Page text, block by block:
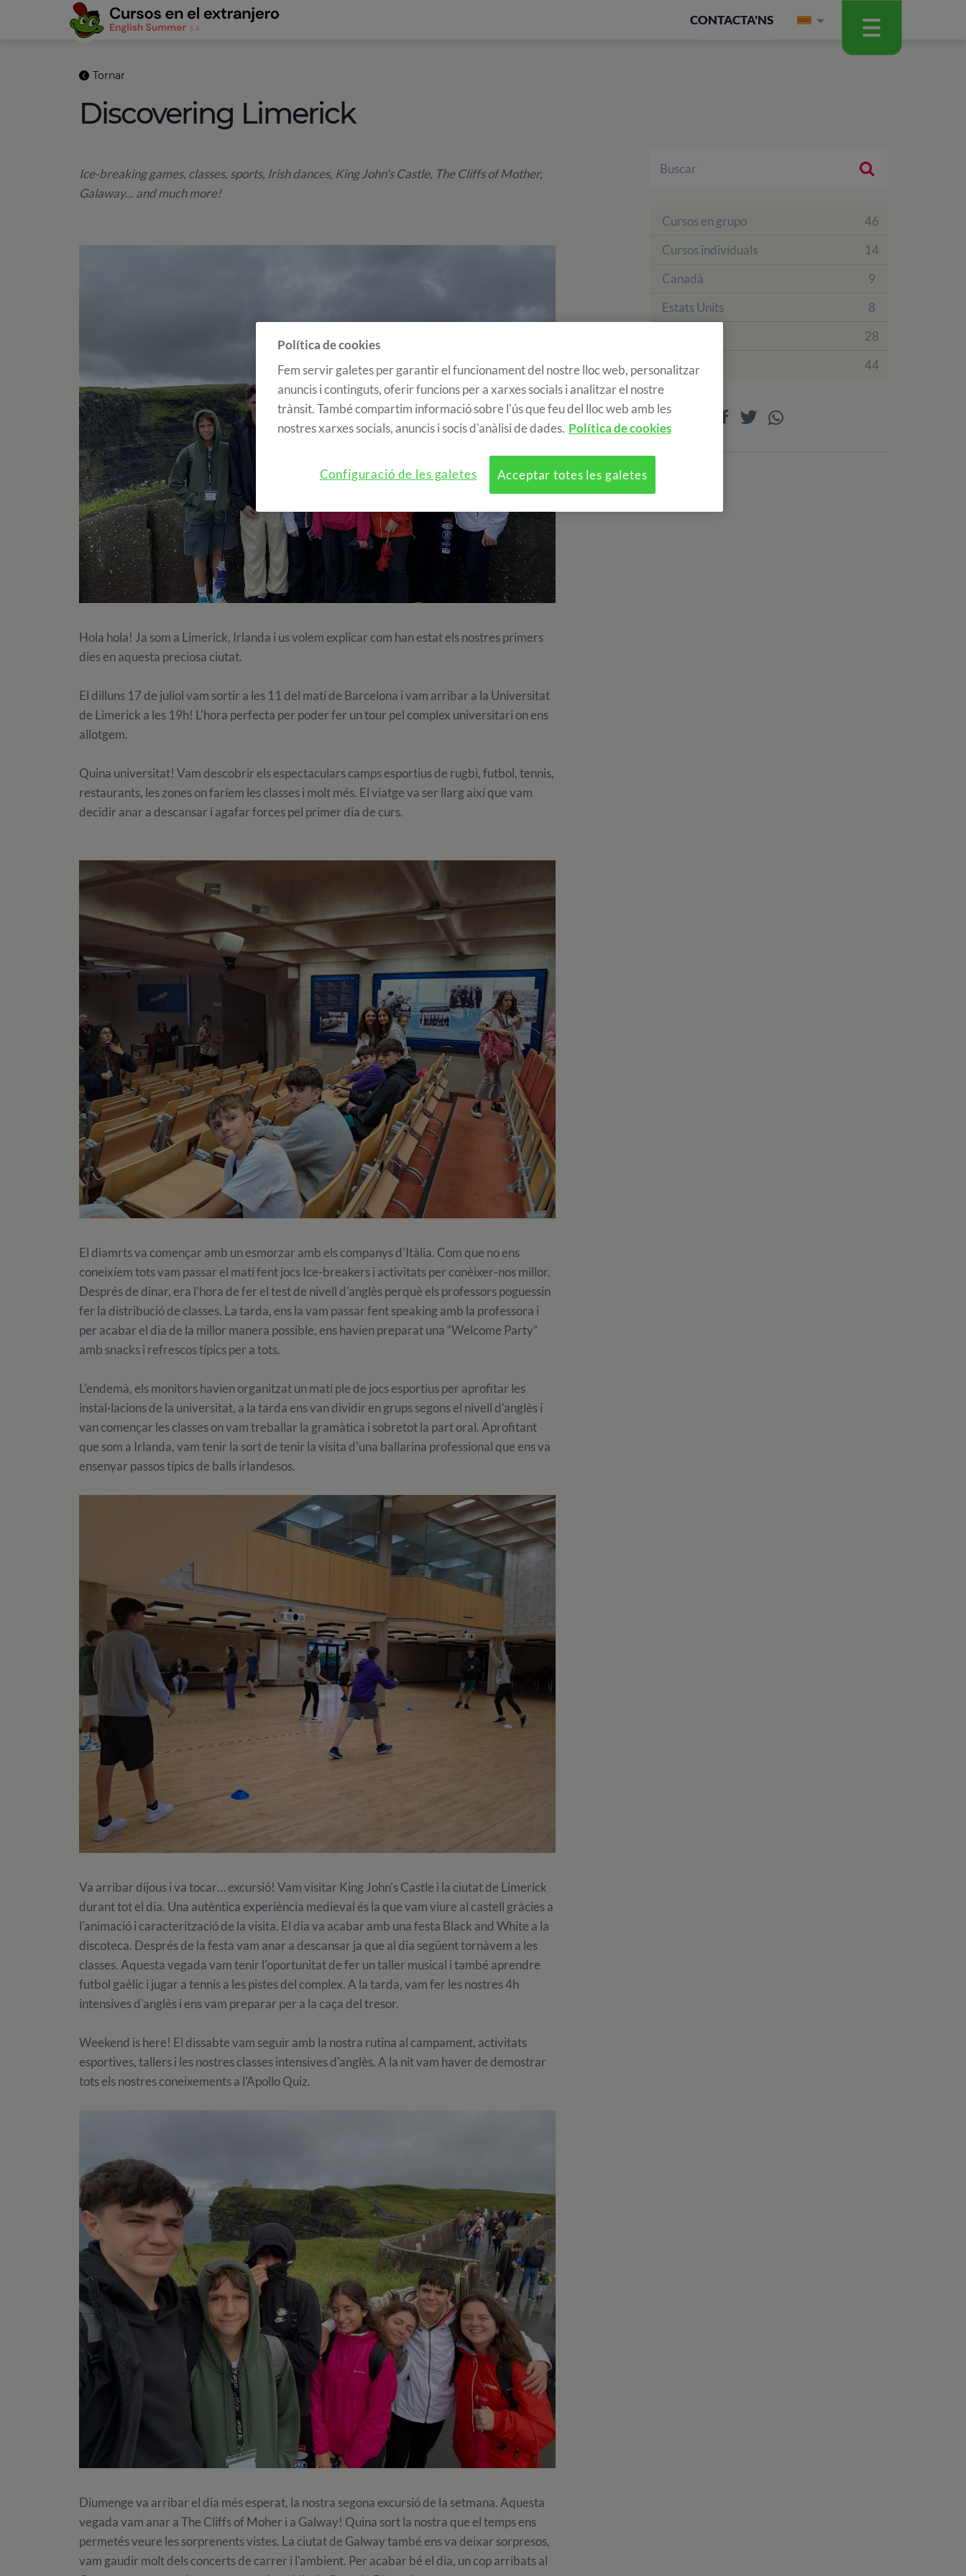
CONTACTA'NS
Tornar
Discovering Limerick
Ice-breaking games, classes, sports, Irish dances, King John's Castle, The Cliffs of Mother,
Galaway... and much more!
Hola hola! Ja som a Limerick, Irlanda i us volem explicar com han estat els nostres primers
dies en aquesta preciosa ciutat.
El dilluns 17 de juliol vam sortir a les 11 del matí de Barcelona i vam arribar a la Universitat
de Limerick a les 19h! L'hora perfecta per poder fer un tour pel complex universitari on ens
allotgem.
Quina universitat! Vam descobrir els espectaculars camps esportius de rugbi, futbol, ​​tennis,
restaurants, les zones on faríem les classes i molt més. El viatge va ser llarg així que vam
decidir anar a descansar i agafar forces pel primer dia de curs.
El diamrts va començar amb un esmorzar amb els companys d'Itàlia. Com que no ens
coneixíem tots vam passar el matí fent jocs Ice-breakers i activitats per conèixer-nos millor.
Després de dinar, era l'hora de fer el test de nivell d'anglès perquè els professors poguessin
fer la distribució de classes. La tarda, ens la vam passar fent speaking amb la professora i
per acabar el dia de la millor manera possible, ens havien preparat una “Welcome Party”
amb snacks i refrescos típics per a tots.
L'endemà, els monitors havien organitzat un matí ple de jocs esportius per aprofitar les
instal·lacions de la universitat, a la tarda ens van dividir en grups segons el nivell d'anglès i
van començar les classes on vam treballar la gramàtica i sobretot la part oral. Aprofitant
que som a Irlanda, vam tenir la sort de tenir la visita d'una ballarina professional que ens va
ensenyar passos típics de balls irlandesos.
Va arribar dijous i va tocar… excursió! Vam visitar King John's Castle i la ciutat de Limerick
durant tot el dia. Una autèntica experiència medieval és la que vam viure al castell gràcies a
l'animació i caracterització de la visita. El dia va acabar amb una festa Black and White a la
discoteca. Després de la festa vam anar a descansar ja que al dia següent tornàvem a les
classes. Aquesta vegada vam tenir l'oportunitat de fer un taller musical i també aprendre
futbol gaèlic i jugar a tennis a les pistes del complex. A la tarda, vam fer les nostres 4h
intensives d'anglès i ens vam preparar per a la caça del tresor.
Weekend is here! El dissabte vam seguir amb la nostra rutina al campament, activitats
esportives, tallers i les nostres classes intensives d'anglès. A la nit vam haver de demostrar
tots els nostres coneixements a l'Apollo Quiz.
Diumenge va arribar el dia més esperat, la nostra segona excursió de la setmana. Aquesta
vegada vam anar a The Cliffs of Moher i a Galway! Quina sort la nostra que el temps ens
permetés veure les sorprenents vistes. La ciutat de Galway també ens va deixar sorpresos,
vam gaudir molt dels concerts de carrer i l'ambient. Per acabar bé el dia, un cop arribats al
Cursos en grupo
46
Cursos individuals
14
Canadà
9
Estats Units
8
28
Regne Unit
44
Compartir
Política de cookies
Fem servir galetes per garantir el funcionament del nostre lloc web, personalitzar
anuncis i continguts, oferir funcions per a xarxes socials i analitzar el nostre
trànsit. També compartim informació sobre l'ús que feu del lloc web amb les
nostres xarxes socials, anuncis i socis d'anàlisi de dades. Política de cookies
Acceptar totes les galetes
Configuració de les galetes